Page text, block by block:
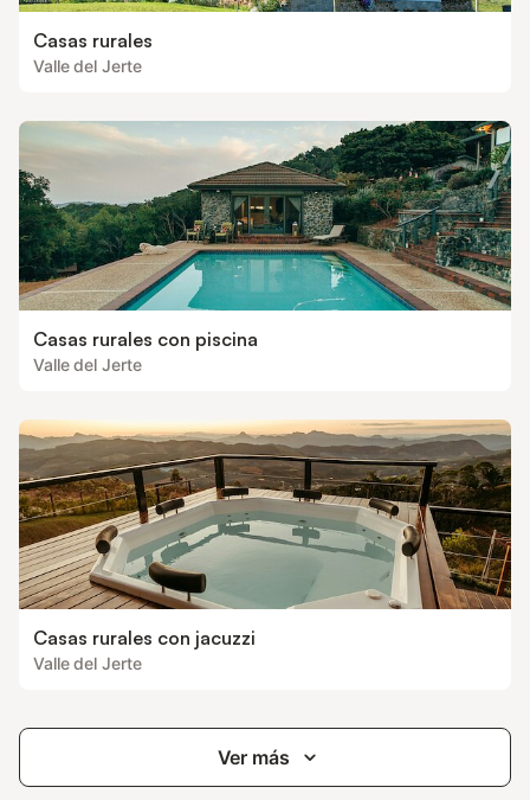
Casas rurales
Valle del Jerte
Casas rurales con piscina
Valle del Jerte
Casas rurales con jacuzzi
Valle del Jerte
Ver más